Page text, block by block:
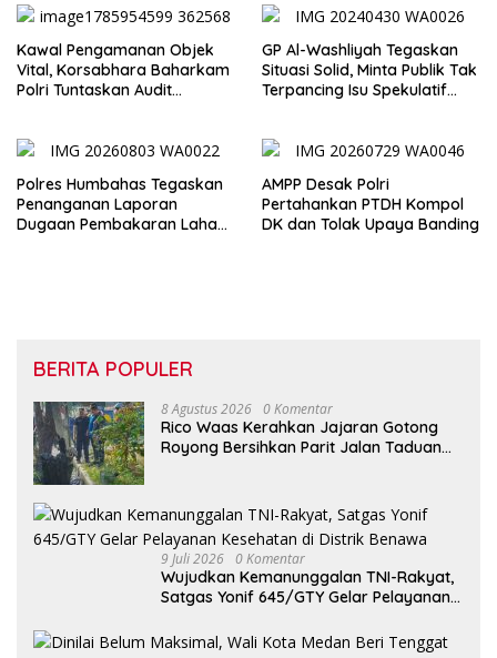
Kawal Pengamanan Objek
Vital, Korsabhara Baharkam
Polri Tuntaskan Audit
GP Al-Washliyah Tegaskan
Situasi Solid, Minta Publik Tak
Terpancing Isu Spekulatif
Polres Humbahas Tegaskan
Penanganan Laporan
Dugaan Pembakaran Lahan
AMPP Desak Polri
Pertahankan PTDH Kompol
DK dan Tolak Upaya Banding
BERITA POPULER
8 Agustus 2026 0 Komentar
Rico Waas Kerahkan Jajaran Gotong
Royong Bersihkan Parit Jalan Taduan
9 Juli 2026 0 Komentar
Wujudkan Kemanunggalan TNI-Rakyat,
Satgas Yonif 645/GTY Gelar Pelayanan